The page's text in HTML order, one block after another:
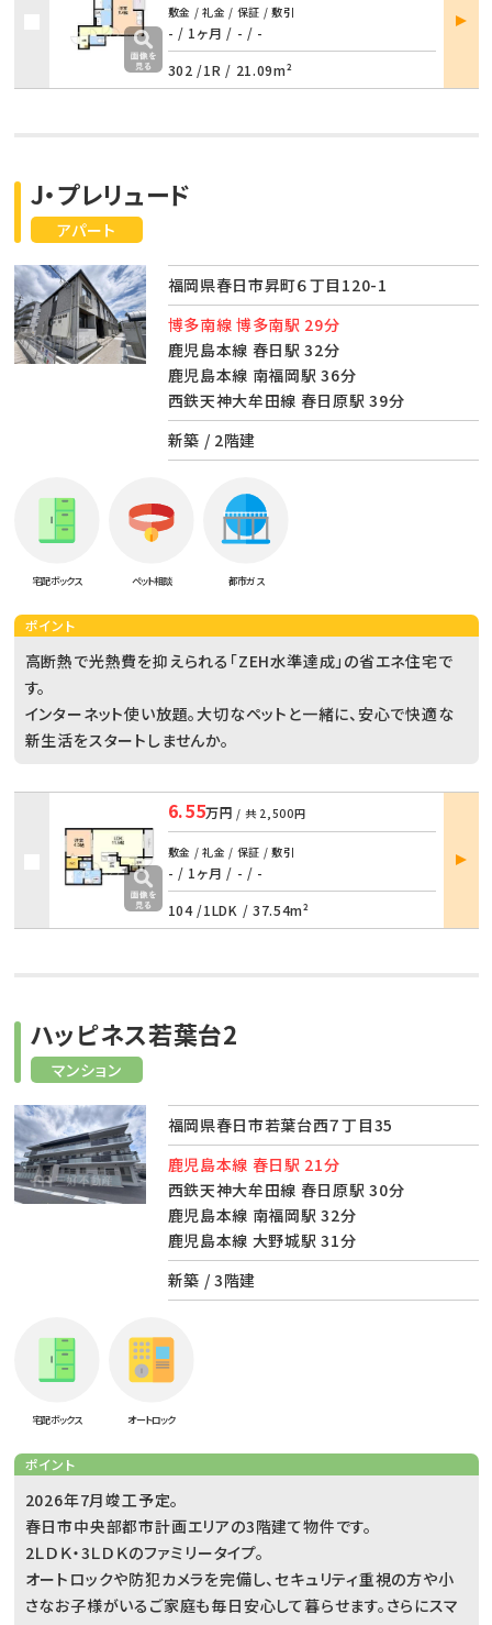
敷金 / 礼金 / 保証 / 敷引
- / 1ヶ月 / - / -
302 /1R / 21.09m²
部屋
詳細
アパート
J・プレリュード
福岡県春日市昇町６丁目120-1
博多南線 博多南駅 29分
鹿児島本線 春日駅 32分
鹿児島本線 南福岡駅 36分
西鉄天神大牟田線 春日原駅 39分
新築 / 2階建
宅配ボックス ペット相談 都市ガス
ポイント
高断熱で光熱費を抑えられる「ZEH水準達成」の省エネ住宅で
す。
インターネット使い放題。大切なペットと一緒に、安心で快適な
新生活をスタートしませんか。
6.55万円 / 共 2,500円
敷金 / 礼金 / 保証 / 敷引
- / 1ヶ月 / - / -
104 /1LDK / 37.54m²
部屋
詳細
マンション
ハッピネス若葉台2
福岡県春日市若葉台西７丁目35
鹿児島本線 春日駅 21分
西鉄天神大牟田線 春日原駅 30分
鹿児島本線 南福岡駅 32分
鹿児島本線 大野城駅 31分
新築 / 3階建
宅配ボックス オートロック
ポイント
2026年7月竣工予定。
春日市中央部都市計画エリアの3階建て物件です。
2ＬＤＫ・3ＬＤＫのファミリータイプ。
オートロックや防犯カメラを完備し、セキュリティ重視の方や小
さなお子様がいるご家庭も毎日安心して暮らせます。さらにスマ